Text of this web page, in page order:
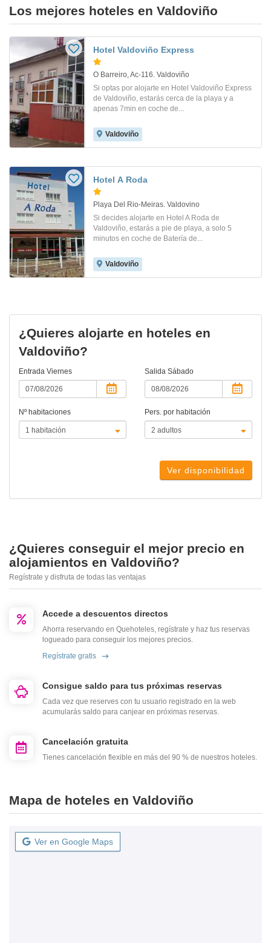
Los mejores hoteles en Valdoviño
Hotel Valdoviño Express
O Barreiro, Ac-116. Valdoviño
Si optas por alojarte en Hotel Valdoviño Express
de Valdoviño, estarás cerca de la playa y a
apenas 7min en coche de...
Valdoviño
Hotel A Roda
Playa Del Rio-Meiras. Valdovino
Si decides alojarte en Hotel A Roda de
Valdoviño, estarás a pie de playa, a solo 5
minutos en coche de Batería de...
Valdoviño
¿Quieres alojarte en hoteles en
Valdoviño?
Entrada Viernes Salida Sábado
Nº habitaciones Pers. por habitación
Ver disponibilidad
¿Quieres conseguir el mejor precio en
alojamientos en Valdoviño?
Regístrate y disfruta de todas las ventajas
Accede a descuentos directos
Ahorra reservando en Quehoteles, regístrate y haz tus reservas
logueado para conseguir los mejores precios.
Regístrate gratis
Consigue saldo para tus próximas reservas
Cada vez que reserves con tu usuario registrado en la web
acumularás saldo para canjear en próximas reservas.
Cancelación gratuita
Tienes cancelación flexible en más del 90 % de nuestros hoteles.
Mapa de hoteles en Valdoviño
Ver en Google Maps